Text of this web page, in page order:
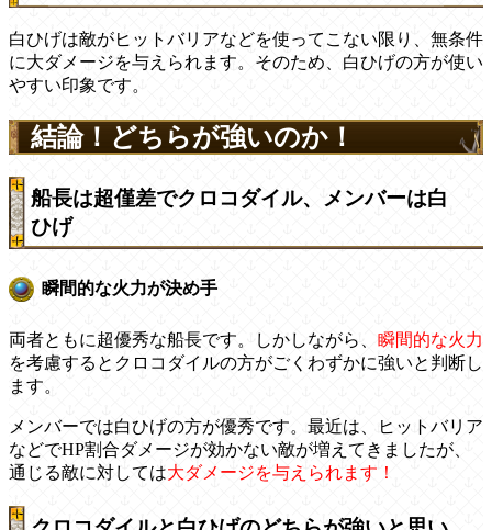
白ひげは敵がヒットバリアなどを使ってこない限り、無条件
に大ダメージを与えられます。そのため、白ひげの方が使い
やすい印象です。
結論！どちらが強いのか！
船長は超僅差でクロコダイル、メンバーは白
ひげ
瞬間的な火力が決め手
両者ともに超優秀な船長です。しかしながら、 瞬間的な火力
を考慮するとクロコダイルの方がごくわずかに強いと判断し
ます。
メンバーでは白ひげの方が優秀です。最近は、ヒットバリア
などでHP割合ダメージが効かない敵が増えてきましたが、
通じる敵に対しては大ダメージを与えられます！